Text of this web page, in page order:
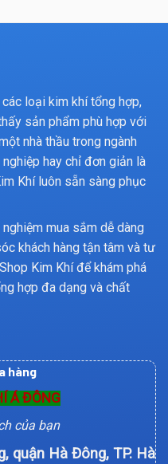
loại kim khí tổng hợp,
sản phẩm phù hợp với
nhà thầu trong ngành
hay chỉ đơn giản là
Khí luôn sẵn sàng phục
mua sắm dễ dàng
khách hàng tận tâm và tư
Kim Khí để khám phá
hợp đa dạng và chất
hàng
Á ĐÔNG
của bạn
quận Hà Đông, TP. Hà